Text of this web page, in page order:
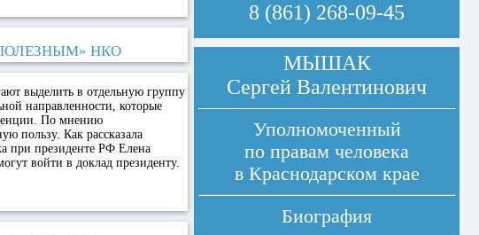
НКО
выделить в отдельную группу
направленности, которые
По мнению
пользу. Как рассказала
при президенте РФ Елена
войти в доклад президенту.
8 (861) 268-09-45
МЫШАК
Сергей Валентинович
Уполномоченный
по правам человека
в Краснодарском крае
Биография